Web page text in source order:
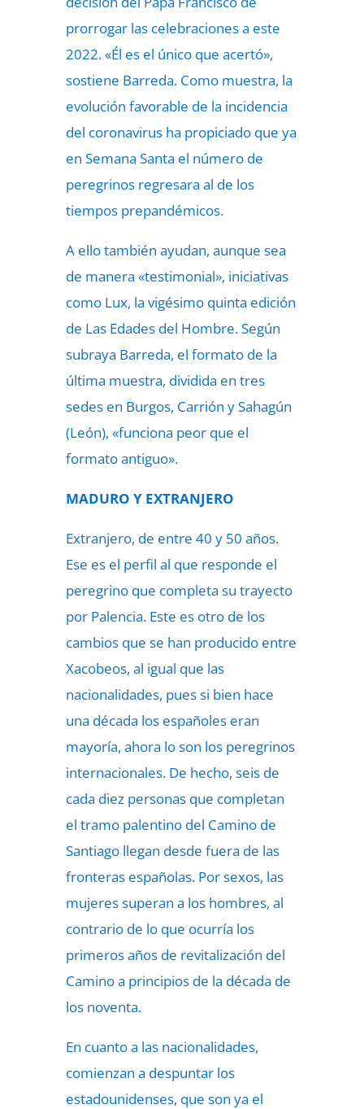
prorrogar las celebraciones a este
2022. «Él es el único que acertó»,
sostiene Barreda. Como muestra, la
evolución favorable de la incidencia
del coronavirus ha propiciado que ya
en Semana Santa el número de
peregrinos regresara al de los
tiempos prepandémicos.
A ello también ayudan, aunque sea
de manera «testimonial», iniciativas
como Lux, la vigésimo quinta edición
de Las Edades del Hombre. Según
subraya Barreda, el formato de la
última muestra, dividida en tres
sedes en Burgos, Carrión y Sahagún
(León), «funciona peor que el
formato antiguo».
MADURO Y EXTRANJERO
Extranjero, de entre 40 y 50 años.
Ese es el perfil al que responde el
peregrino que completa su trayecto
por Palencia. Este es otro de los
cambios que se han producido entre
Xacobeos, al igual que las
nacionalidades, pues si bien hace
una década los españoles eran
mayoría, ahora lo son los peregrinos
internacionales. De hecho, seis de
cada diez personas que completan
el tramo palentino del Camino de
Santiago llegan desde fuera de las
fronteras españolas. Por sexos, las
mujeres superan a los hombres, al
contrario de lo que ocurría los
primeros años de revitalización del
Camino a principios de la década de
los noventa.
En cuanto a las nacionalidades,
comienzan a despuntar los
estadounidenses, que son ya el